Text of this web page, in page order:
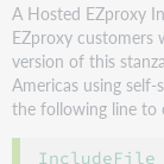
A Hosted EZproxy
EZproxy customers
version of this
Americas using
the following line to